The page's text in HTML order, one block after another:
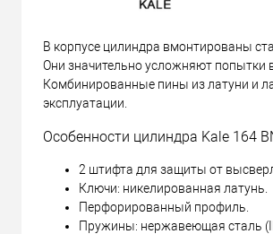
В корпусе цилиндра вмонтированы
Они значительно усложняют попытки
Комбинированные пины из латуни и
эксплуатации.
Особенности цилиндра Kale 164
2 штифта для защиты от
Ключи: никелированная латунь.
Перфорированный профиль.
Пружины: нержавеющая сталь